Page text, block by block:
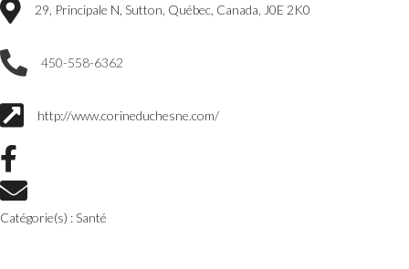
29, Principale N, Sutton, Québec, Canada, J0E 2K0
450-558-6362
http://www.corineduchesne.com/
Catégorie(s) :Santé